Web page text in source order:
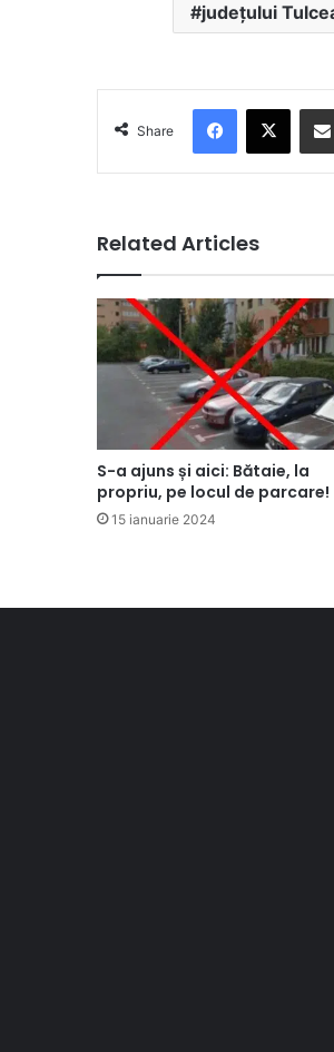
județului
Share
Related Articles
S-a ajuns și aici: Bătaie, la
propriu, pe locul de parcare!
15 ianuarie 2024